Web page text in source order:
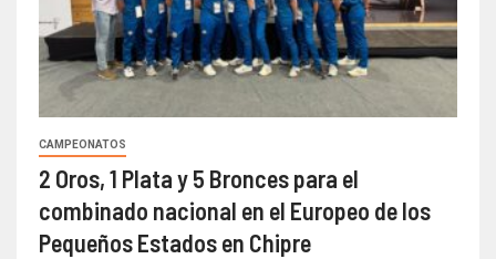
CAMPEONATOS
2 Oros, 1 Plata y 5 Bronces para el
combinado nacional en el Europeo de los
Pequeños Estados en Chipre